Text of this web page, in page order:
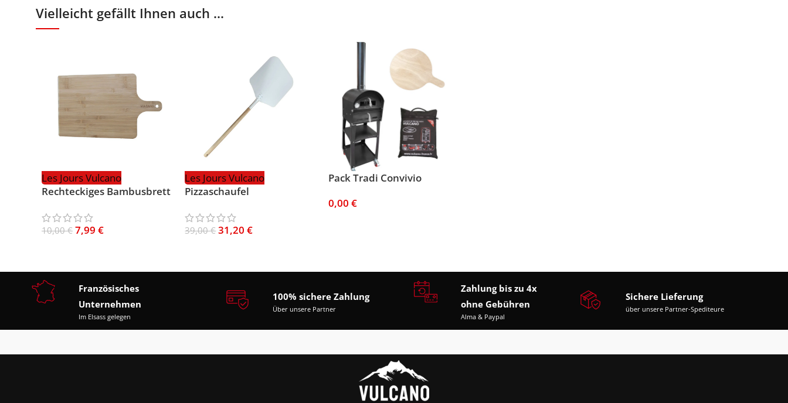
Vielleicht gefällt Ihnen auch ...
Les Jours Vulcano
Rechteckiges Bambusbrett
10,00€ 7,99 €
Les Jours Vulcano
Pizzaschaufel
39,00€ 31,20€
Pack Tradi Convivio
0,00 €
Französisches
Unternehmen
Im Elsass gelegen
100% sichere Zahlung
Über unsere Partner
Zahlung bis zu 4x
ohne Gebühren
Alma & Paypal
Sichere Lieferung
über unsere Partner-Spediteure